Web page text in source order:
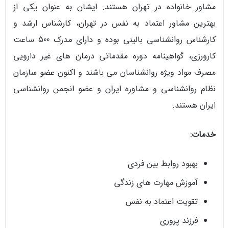
مشاور خانواده در تهران هستند. ایشان به عنوان یکی از
بهترین مشاور اعتماد به نفس در تهران، کارشناس ارشد و
کارشناس روانشناسی بالینی بوده و دارای مدرک 500 ساعت
کارورزی، گواهینامه دوره مقدماتی درمان های غیر دارویی
مصرف مواد ویژه روانشناسان می باشند و اکنون عضو سازمان
نظام روانشناسی و مشاوره ایران و عضو انجمن روانشناسی
ایران هستند.
خدمات:
بهبود روابط بین فردی
آموزش مهارت های زندگی
تقویت اعتماد به نفس
فرزند پروری